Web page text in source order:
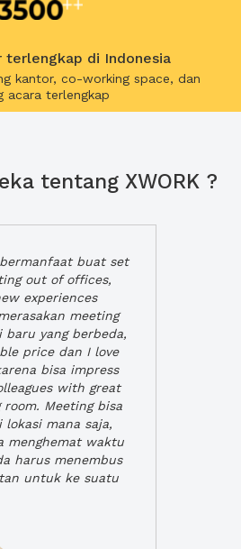
terlengkap di Indonesia
kantor, co-working space, dan
acara terlengkap
tentang XWORK ?
bermanfaat buat set
out of offices,
experiences
meeting
baru yang berbeda,
price dan I love
bisa impress
with great
room. Meeting bisa
lokasi mana saja,
menghemat waktu
harus menembus
untuk ke suatu